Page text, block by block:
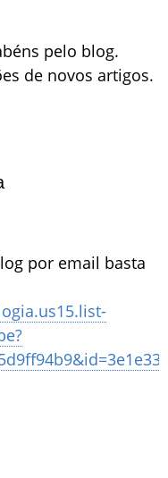
pelo blog.
de novos artigos.
por email basta